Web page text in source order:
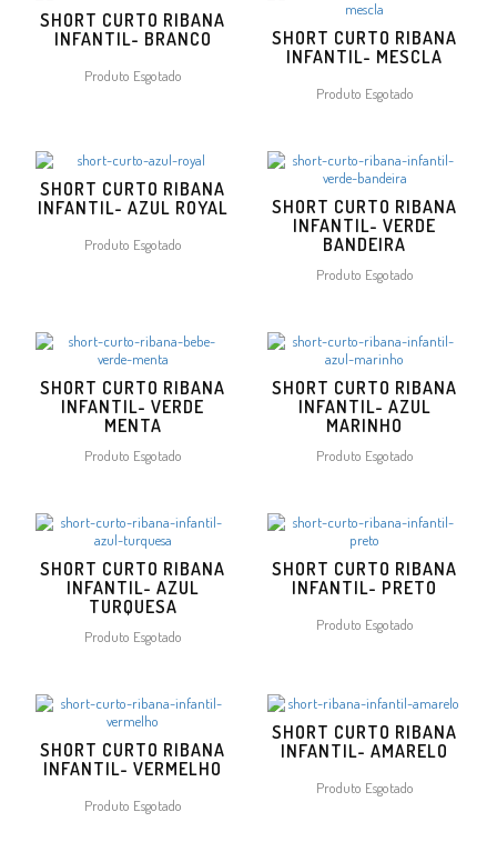
SHORT CURTO RIBANA
INFANTIL- BRANCO
Produto Esgotado
SHORT CURTO RIBANA
INFANTIL- MESCLA
Produto Esgotado
SHORT CURTO RIBANA
INFANTIL- AZUL ROYAL
Produto Esgotado
SHORT CURTO RIBANA
INFANTIL- VERDE
BANDEIRA
Produto Esgotado
SHORT CURTO RIBANA
INFANTIL- VERDE
MENTA
Produto Esgotado
SHORT CURTO RIBANA
INFANTIL- AZUL
MARINHO
Produto Esgotado
SHORT CURTO RIBANA
INFANTIL- AZUL
TURQUESA
Produto Esgotado
SHORT CURTO RIBANA
INFANTIL- PRETO
Produto Esgotado
SHORT CURTO RIBANA
INFANTIL- VERMELHO
Produto Esgotado
SHORT CURTO RIBANA
INFANTIL- AMARELO
Produto Esgotado